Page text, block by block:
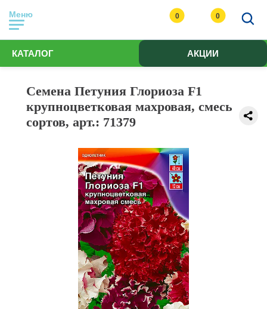
Меню 0 0
КАТАЛОГ АКЦИИ
Семена Петуния Глориоза F1
крупноцветковая махровая, смесь
сортов, арт.: 71379